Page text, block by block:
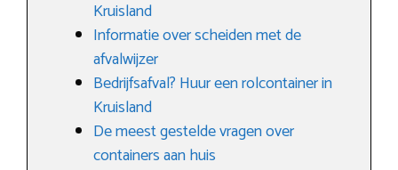
Kruisland
Informatie over scheiden met de
afvalwijzer
Bedrijfsafval? Huur een rolcontainer in
Kruisland
De meest gestelde vragen over
containers aan huis